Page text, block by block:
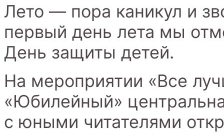
Лето — пора каникул и
первый день лета мы
День защиты детей.
На мероприятии «Все
«Юбилейный»
с юными читателями